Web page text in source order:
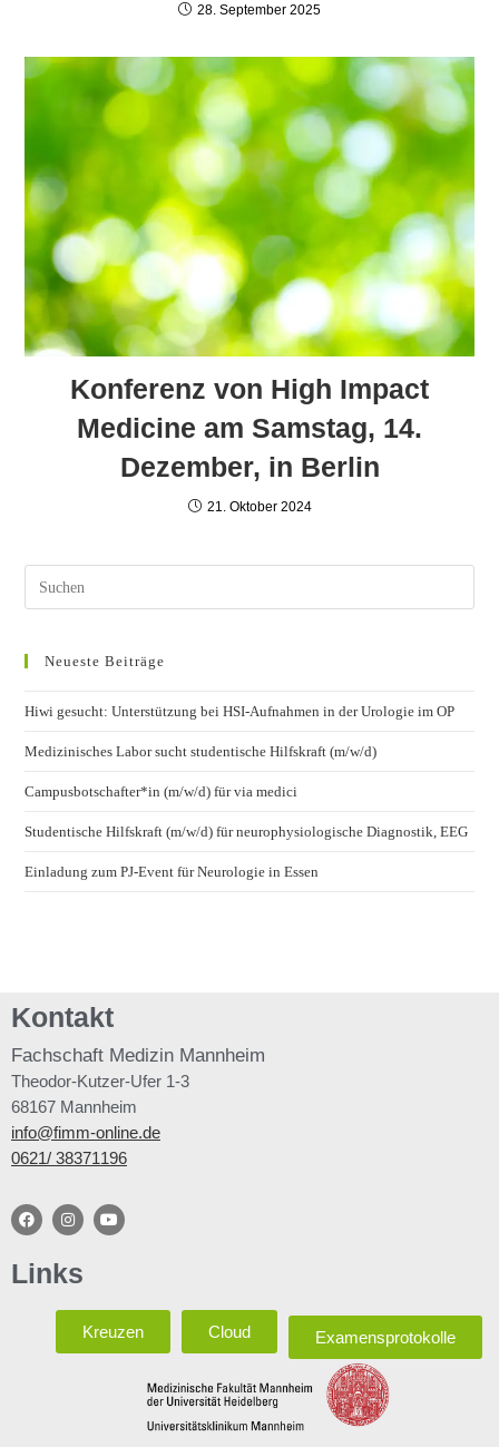
28. September 2025
Konferenz von High Impact
Medicine am Samstag, 14.
Dezember, in Berlin
21. Oktober 2024
Neueste Beiträge
Hiwi gesucht: Unterstützung bei HSI-Aufnahmen in der Urologie im OP
Medizinisches Labor sucht studentische Hilfskraft (m/w/d)
Campusbotschafter*in (m/w/d) für via medici
Studentische Hilfskraft (m/w/d) für neurophysiologische Diagnostik, EEG
Einladung zum PJ-Event für Neurologie in Essen
Kontakt
Fachschaft Medizin Mannheim
Theodor-Kutzer-Ufer 1-3
68167 Mannheim
info@fimm-online.de
0621/ 38371196
Links
Kreuzen Cloud Examensprotokolle